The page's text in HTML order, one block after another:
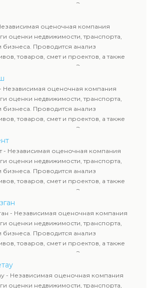
и недропользования. Эксперты
стоимость имущества и
Все отчеты соответствуют
и используются для
и судебных процессов.
оценочная компания
оценки недвижимости, транспорта,
Проводится анализ
товаров, смет и проектов, а также
и недропользования. Эксперты
стоимость имущества и
Все отчеты соответствуют
и используются для
и судебных процессов.
Независимая оценочная компания
оценки недвижимости, транспорта,
Проводится анализ
товаров, смет и проектов, а также
и недропользования. Эксперты
стоимость имущества и
Все отчеты соответствуют
и используются для
и судебных процессов.
- Независимая оценочная компания
оценки недвижимости, транспорта,
Проводится анализ
товаров, смет и проектов, а также
и недропользования. Эксперты
стоимость имущества и
Все отчеты соответствуют
и используются для
и судебных процессов.
- Независимая оценочная компания
оценки недвижимости, транспорта,
Проводится анализ
товаров, смет и проектов, а также
и недропользования. Эксперты
стоимость имущества и
Все отчеты соответствуют
и используются для
- Независимая оценочная компания
оценки недвижимости, транспорта,